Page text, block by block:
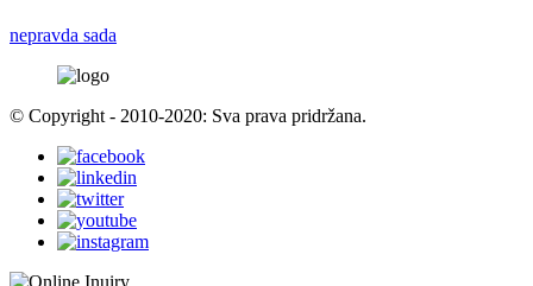
nepravda sada
© Copyright - 2010-2020: Sva prava pridržana.